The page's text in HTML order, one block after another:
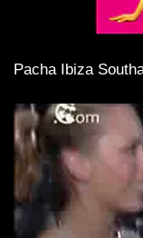
Pacha Ibiza